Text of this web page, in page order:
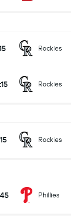
Rockies
Rockies
Rockies
Phillies